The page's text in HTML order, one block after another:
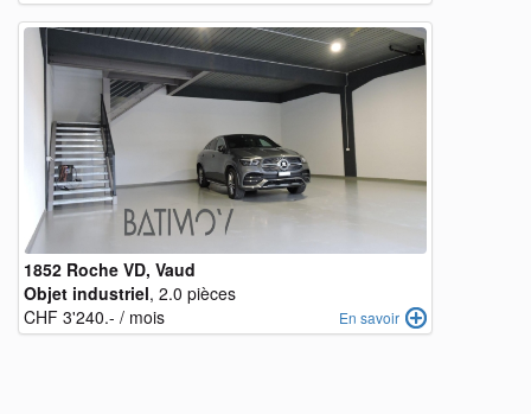
1852 Roche VD, Vaud
Objet industriel, 2.0 pièces
CHF 3'240.- / mois
En savoir